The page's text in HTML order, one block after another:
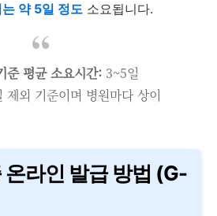
약 5일 정도 소요됩니다.
준 평균 소요시간:3~5일
제외 기준이며 병원마다 상이
온라인 발급 방법 (G-